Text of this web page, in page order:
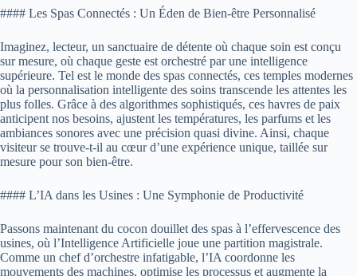
#### Les Spas Connectés : Un Éden de Bien-être Personnalisé
Imaginez, lecteur, un sanctuaire de détente où chaque soin est conçu
sur mesure, où chaque geste est orchestré par une intelligence
supérieure. Tel est le monde des spas connectés, ces temples modernes
où la personnalisation intelligente des soins transcende les attentes les
plus folles. Grâce à des algorithmes sophistiqués, ces havres de paix
anticipent nos besoins, ajustent les températures, les parfums et les
ambiances sonores avec une précision quasi divine. Ainsi, chaque
visiteur se trouve-t-il au cœur d’une expérience unique, taillée sur
mesure pour son bien-être.
#### L’IA dans les Usines : Une Symphonie de Productivité
Passons maintenant du cocon douillet des spas à l’effervescence des
usines, où l’Intelligence Artificielle joue une partition magistrale.
Comme un chef d’orchestre infatigable, l’IA coordonne les
mouvements des machines, optimise les processus et augmente la